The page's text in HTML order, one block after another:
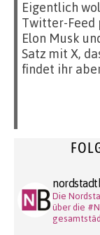
Eigentlich
Twitter-Feed
Elon Musk
Satz mit X,
findet ihr
Die
über die